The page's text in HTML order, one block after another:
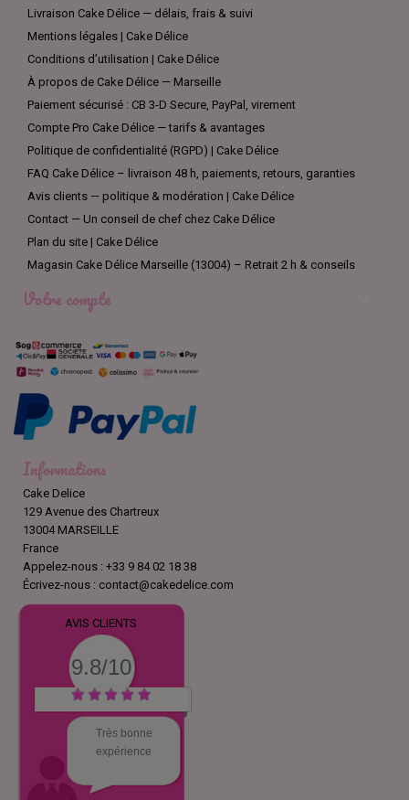
Livraison Cake Délice — délais, frais & suivi
Mentions légales | Cake Délice
Conditions d’utilisation | Cake Délice
À propos de Cake Délice — Marseille
Paiement sécurisé : CB 3-D Secure, PayPal, virement
Compte Pro Cake Délice — tarifs & avantages
Politique de confidentialité (RGPD) | Cake Délice
FAQ Cake Délice – livraison 48 h, paiements, retours, garanties
Avis clients — politique & modération | Cake Délice
Contact — Un conseil de chef chez Cake Délice
Plan du site | Cake Délice
Magasin Cake Délice Marseille (13004) – Retrait 2 h & conseils
Votre compte
Informations
Cake Delice
129 Avenue des Chartreux
13004 MARSEILLE
France
Appelez-nous : +33 9 84 02 18 38
Écrivez-nous : contact@cakedelice.com
AVIS CLIENTS
9.8/10
Très bonne
expérience